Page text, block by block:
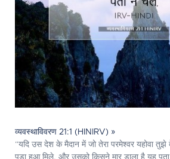
व्यवस्थाविवरण 21:1 (HINIRV) »
“यदि उस देश के मैदान में जो तेरा परमेश्‍वर यहोवा तुझे
पड़ा हुआ मिले, और उसको किसने मार डाला है यह